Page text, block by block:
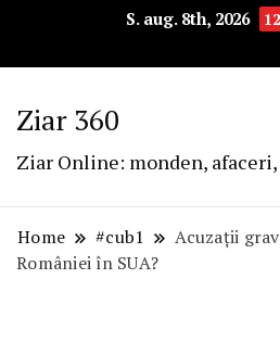
S. aug. 8th, 2026
Ziar 360
Ziar Online: monden,
Home #cub1
Acuzații
României în SUA?